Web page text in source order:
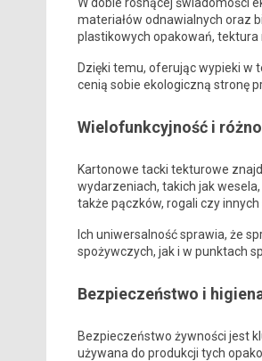
materiałów odnawialnych oraz
plastikowych opakowań, tektura
Dzięki temu, oferując wypieki w
cenią sobie ekologiczną stronę
Wielofunkcyjność i
Kartonowe tacki tekturowe
wydarzeniach, takich jak
także pączków, rogali czy innych
Ich uniwersalność sprawia, że
spożywczych, jak i w punktach
Bezpieczeństwo i
Bezpieczeństwo żywności jest
używana do produkcji tych